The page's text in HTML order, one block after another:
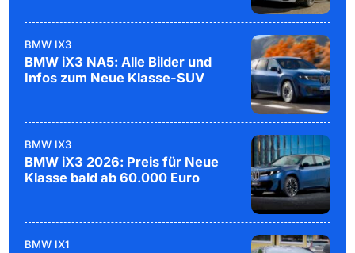
BMW IX3
BMW iX3 NA5: Alle Bilder und
Infos zum Neue Klasse-SUV
BMW IX3
BMW iX3 2026: Preis für Neue
Klasse bald ab 60.000 Euro
BMW IX1